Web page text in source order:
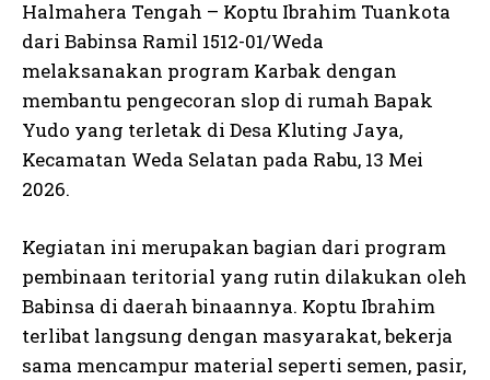
Halmahera Tengah – Koptu Ibrahim Tuankota
dari Babinsa Ramil 1512-01/Weda
melaksanakan program Karbak dengan
membantu pengecoran slop di rumah Bapak
Yudo yang terletak di Desa Kluting Jaya,
Kecamatan Weda Selatan pada Rabu, 13 Mei
2026.
Kegiatan ini merupakan bagian dari program
pembinaan teritorial yang rutin dilakukan oleh
Babinsa di daerah binaannya. Koptu Ibrahim
terlibat langsung dengan masyarakat, bekerja
sama mencampur material seperti semen, pasir,